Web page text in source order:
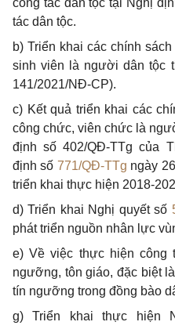
công tác dân tộc tại Nghị
tác dân tộc.
b) Triển khai các chính
sinh viên
là người dân tộc
141/2021/NĐ-CP).
c) Kết quả triển khai các
công chức, viên chức là
định số 402/QĐ-TTg của
định số 771/QĐ-TTg ngày
triển khai thực hiện 2018-
d) Triển khai Nghị quyết số
phát triển nguồn nhân lực
e) Về việc thực hiện công
ngưỡng, tôn giáo, đặc biệt
tín ngưỡng trong đồng bào
g) Triển khai thực hiện